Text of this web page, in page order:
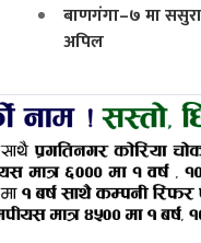
बाणगंगा–७ मा
अपिल